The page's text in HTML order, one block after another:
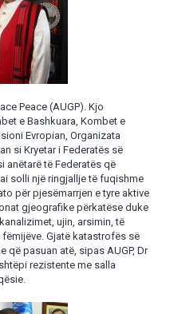
Peace (AUGP). Kjo
e Bashkuara, Kombet e
Evropian, Organizata
si Kryetar i Federatës së
anëtarë të Federatës që
solli një ringjallje të fuqishme
për pjesëmarrjen e tyre aktive
gjeografike përkatëse duke
ujin, arsimin, të
Gjatë katastrofës së
që pasuan atë, sipas AUGP, Dr
rezistente me salla